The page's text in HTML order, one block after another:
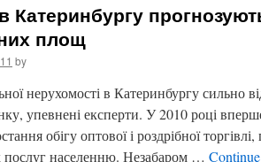
челябінський
розвантажить
лише
на
експерт
Катеринбургу
площ
by
нерухомості в Катеринбургу сильно
упевнені експерти. У 2010 році
обігу оптової і роздрібної
послуг населенню. Незабаром …